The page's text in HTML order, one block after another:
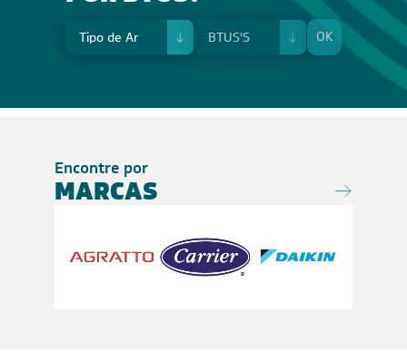
OK
Encontre por
MARCAS